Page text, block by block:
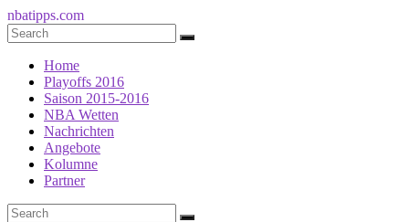
nbatipps.com
Home
Playoffs 2016
Saison 2015-2016
NBA Wetten
Nachrichten
Angebote
Kolumne
Partner